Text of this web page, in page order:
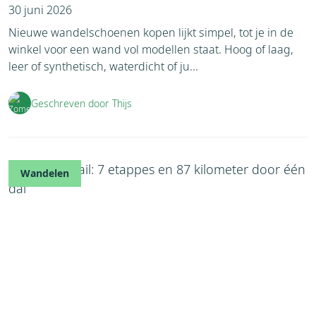
30 juni 2026
Nieuwe wandelschoenen kopen lijkt simpel, tot je in de
winkel voor een wand vol modellen staat. Hoog of laag,
leer of synthetisch, waterdicht of ju...
Geschreven door Thijs
Wandelen